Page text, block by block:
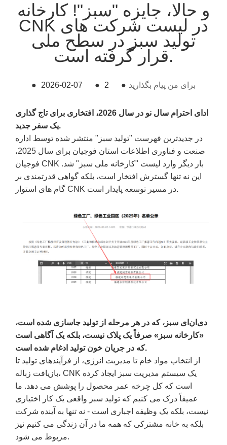
و حالا، جایزه "سبز"! کارخانه
CNK در لیست شرکت های
تولید سبز در سطح ملی
قرار گرفته است.
● 2026-02-07 ● 2 ● برای من پیام بگذارید
ادای احترام سال نو در سال 2026، افتخاری برای تاج گذاری
یک سفر جدید.
در جدیدترین فهرست "تولید سبز" منتشر شده توسط اداره
صنعت و فناوری اطلاعات استان فوجیان برای سال 2025،
فوجیان CNK بار دیگر وارد لیست "کارخانه ملی سبز" شد.
این نه تنها گسترش افتخار است، بلکه گواهی قدرتمندی بر
گام های استوار CNK در مسیر توسعه پایدار است.
دی‌ان‌ای سبز، که در هر مرحله از تولید جاسازی شده است،
«کارخانه سبز» صرفاً یک پلاک نیست، بلکه یک آگاهی است
که در جریان خون تولید ادغام شده است.
از انتخاب مواد خام تا مدیریت انرژی، از فرآیندهای تولید تا
بازیافت زباله، CNK یک سیستم مدیریت سبز ایجاد کرده
است که کل چرخه عمر محصول را پوشش می دهد. ما
عمیقاً درک می کنیم که تولید سبز واقعی یک کار اختیاری
نیست، بلکه یک وظیفه اجباری است - نه تنها به آینده شرکت
بلکه به خانه مشترکی که همه ما در آن زندگی می کنیم نیز
مربوط می شود.